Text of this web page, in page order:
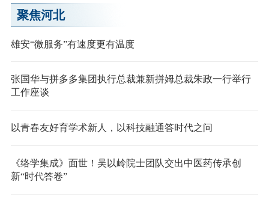
聚焦河北
雄安“微服务”有速度更有温度
张国华与拼多多集团执行总裁兼新拼姆总裁朱政一行举行
工作座谈
以青春友好育学术新人，以科技融通答时代之问
《络学集成》面世！吴以岭院士团队交出中医药传承创
新“时代答卷”